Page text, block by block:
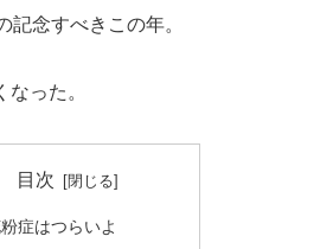
記念すべきこの年。
った。
目次
症はつらいよ